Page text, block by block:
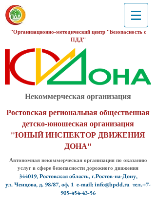
"Организационно-методический центр "Безопасность с
ПДД"
Некоммерческая организация
Ростовская региональная общественная
детско-юношеская организация
"ЮНЫЙ ИНСПЕКТОР ДВИЖЕНИЯ
ДОНА"
Автономная некоммерческая организация по оказанию
услуг в сфере безопасности дорожного движения
344019, Ростовская область, г.Ростов-на-Дону,
ул. Ченцова, д. 98/87, оф. 1 e-mail: info@bpdd.ru тел.+7-
905-454-43-56